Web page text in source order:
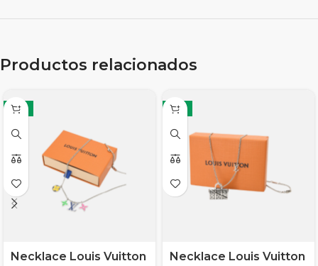
Productos relacionados
-11%
Necklace Louis Vuitton
-11%
Necklace Louis Vuitton